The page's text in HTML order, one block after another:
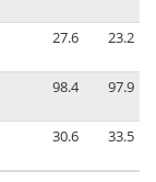
27.6 23.2
98.4 97.9
30.6 33.5